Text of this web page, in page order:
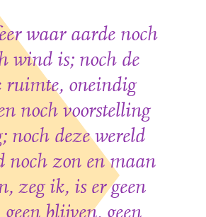
waar aarde noch
wind is; noch de
ruimte, oneindig
noch voorstelling
noch deze wereld
noch zon en maan
zeg ik, is er geen